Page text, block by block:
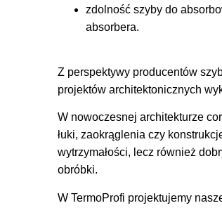
zdolność szyby do
absorbera.
Z perspektywy producentów
projektów architektonicznych
W nowoczesnej architekturze
łuki, zaokrąglenia czy
wytrzymałości, lecz również
obróbki.
W TermoProfi projektujemy